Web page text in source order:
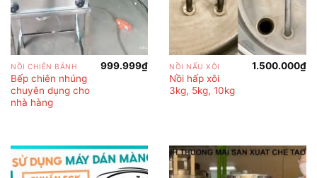
NỒI CHIÊN BÁNH
Bếp chiên nhúng
chuyên dụng cho
nhà hàng
999.999₫ NỒI NẤU XÔI
Nồi hấp xôi
3kg, 5kg, 10kg
1.500.000₫